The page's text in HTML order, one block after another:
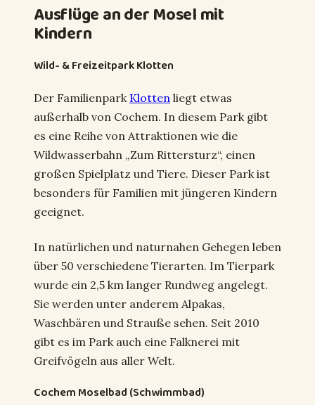
Ausflüge an der Mosel mit
Kindern
Wild- & Freizeitpark Klotten
Der Familienpark Klotten liegt etwas
außerhalb von Cochem. In diesem Park gibt
es eine Reihe von Attraktionen wie die
Wildwasserbahn „Zum Rittersturz“, einen
großen Spielplatz und Tiere. Dieser Park ist
besonders für Familien mit jüngeren Kindern
geeignet.
In natürlichen und naturnahen Gehegen leben
über 50 verschiedene Tierarten. Im Tierpark
wurde ein 2,5 km langer Rundweg angelegt.
Sie werden unter anderem Alpakas,
Waschbären und Strauße sehen. Seit 2010
gibt es im Park auch eine Falknerei mit
Greifvögeln aus aller Welt.
Cochem Moselbad (Schwimmbad)